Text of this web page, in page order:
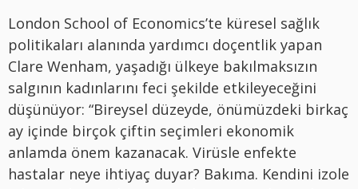
London School of Economics’te küresel sağlık
politikaları alanında yardımcı doçentlik yapan
Clare Wenham, yaşadığı ülkeye bakılmaksızın
salgının kadınlarını feci şekilde etkileyeceğini
düşünüyor: “Bireysel düzeyde, önümüzdeki birkaç
ay içinde birçok çiftin seçimleri ekonomik
anlamda önem kazanacak. Virüsle enfekte
hastalar neye ihtiyaç duyar? Bakıma. Kendini izole